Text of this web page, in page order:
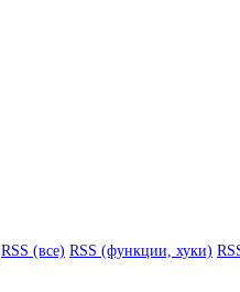
RSS (все) RSS (функции, хуки)